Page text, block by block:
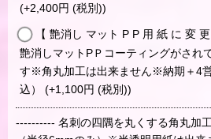
(+2,400円 (税別))
【 艶消し マット P P 用 紙 に 変
艶消しマットPＰコーティングがされ
す※角丸加工は出来ません※納期＋4
込） (+1,100円 (税別))
---------- 名刺の四隅を丸くする角丸加